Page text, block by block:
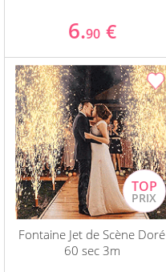
6.90 €
Fontaine Jet de Scène Doré
60 sec 3m